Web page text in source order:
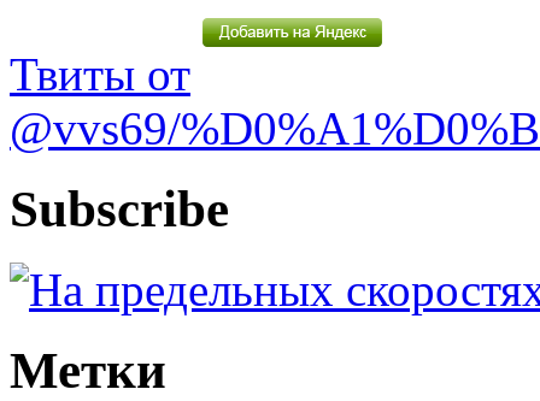
Твиты от
@vvs69/
Subscribe
Метки